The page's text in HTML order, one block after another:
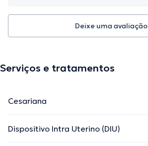
Deixe uma avaliação
Serviços e tratamentos
Cesariana
Dispositivo Intra Uterino (DIU)